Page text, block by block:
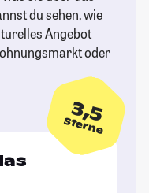
du sehen, wie
Angebot
oder
3,5
Sterne